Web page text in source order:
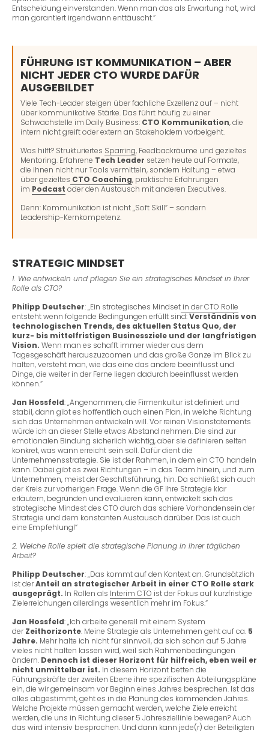
Entscheidung einverstanden. Wenn man das als Erwartung hat, wird
man garantiert irgendwann enttäuscht.“
FÜHRUNG IST KOMMUNIKATION – ABER
NICHT JEDER CTO WURDE DAFÜR
AUSGEBILDET
Viele Tech-Leader steigen über fachliche Exzellenz auf – nicht
über kommunikative Stärke. Das führt häufig zu einer
Schwachstelle im Daily Business: CTO Kommunikation, die
intern nicht greift oder extern an Stakeholdern vorbeigeht.
Was hilft? Strukturiertes Sparring, Feedbackräume und gezieltes
Mentoring. Erfahrene Tech Leader setzen heute auf Formate,
die ihnen nicht nur Tools vermitteln, sondern Haltung – etwa
über gezieltes CTO Coaching, praktische Erfahrungen
im Podcast oder den Austausch mit anderen Executives.
Denn: Kommunikation ist nicht „Soft Skill“ – sondern
Leadership-Kernkompetenz.
STRATEGIC MINDSET
1. Wie entwickeln und pflegen Sie ein strategisches Mindset in Ihrer
Rolle als CTO?
Philipp Deutscher: „Ein strategisches Mindset in der CTO Rolle
entsteht wenn folgende Bedingungen erfüllt sind:Verständnis von
technologischen Trends, des aktuellen Status Quo, der
kurz- bis mittelfristigen Businessziele und der langfristigen
Vision. Wenn man es schafft immer wieder aus dem
Tagesgeschäft herauszuzoomen und das große Ganze im Blick zu
halten, versteht man, wie das eine das andere beeinflusst und
Dinge, die weiter in der Ferne liegen dadurch beeinflusst werden
können.“
Jan Hossfeld: „Angenommen, die Firmenkultur ist definiert und
stabil, dann gibt es hoffentlich auch einen Plan, in welche Richtung
sich das Unternehmen entwickeln will. Vor reinen Visionstatements
würde ich an dieser Stelle etwas Abstand nehmen. Die sind zur
emotionalen Bindung sicherlich wichtig, aber sie definieren selten
konkret, was wann erreicht sein soll. Dafür dient die
Unternehmensstrategie. Sie ist der Rahmen, in dem ein CTO handeln
kann. Dabei gibt es zwei Richtungen – in das Team hinein, und zum
Unternehmen, meist der Geschftsführung, hin. Da schließt sich auch
der Kreis zur vorherigen Frage. Wenn die GF ihre Strategie klar
erläutern, begründen und evaluieren kann, entwickelt sich das
strategische Mindest des CTO durch das schiere Vorhandensein der
Strategie und dem konstanten Austausch darüber. Das ist auch
eine Empfehlung!“
2. Welche Rolle spielt die strategische Planung in Ihrer täglichen
Arbeit?
Philipp Deutscher: „Das kommt auf den Kontext an. Grundsätzlich
ist derAnteil an strategischer Arbeit in einer CTO Rolle stark
ausgeprägt. In Rollen als Interim CTO ist der Fokus auf kurzfristige
Zielerreichungen allerdings wesentlich mehr im Fokus.“
Jan Hossfeld: „Ich arbeite generell mit einem System
derZeithorizonte. Meine Strategie als Unternehmen geht auf ca. 5
Jahre. Mehr halte ich nicht für sinnvoll, da sich schon auf 5 Jahre
vieles nicht halten lassen wird, weil sich Rahmenbedingungen
ändern. Dennoch ist dieser Horizont für hilfreich, eben weil er
nicht unmittelbar ist. In diesem Horizont betten die
Führungskräfte der zweiten Ebene ihre spezifischen Abteilungspläne
ein, die wir gemeinsam vor Beginn eines Jahres besprechen. Ist das
alles abgestimmt, geht es in die Planung des kommenden Jahres.
Welche Projekte müssen gemacht werden, welche Ziele erreicht
werden, die uns in Richtung dieser 5 Jahresziellinie bewegen? Auch
das wird intensiv besprochen. Und dann kann jede(r) der Beteiligten